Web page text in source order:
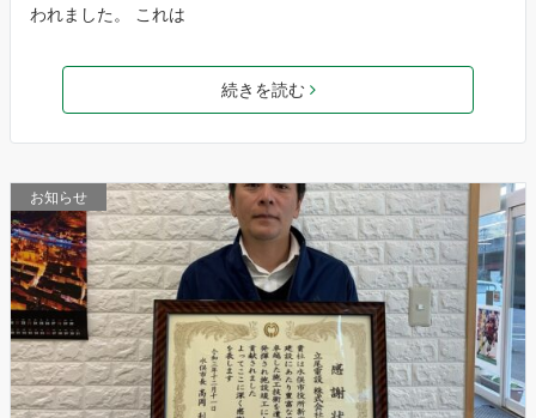
われました。 これは
続きを読む
お知らせ